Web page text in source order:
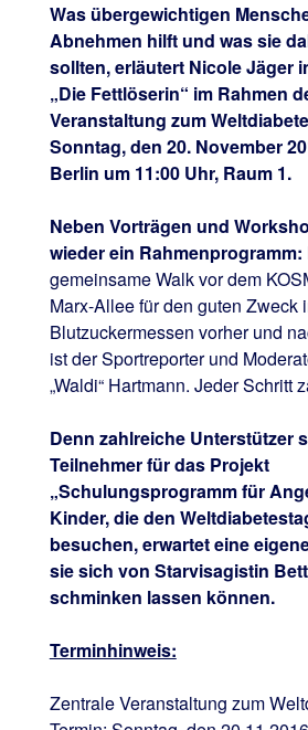
Was übergewichtigen
Abnehmen hilft und was sie
sollten, erläutert Nicole Jäger
„Die Fettlöserin“ im Rahmen
Veranstaltung zum
Sonntag, den 20. November
Berlin um 11:00 Uhr, Raum 1.
Neben Vorträgen und
wieder ein Rahmenprogramm:
gemeinsame Walk vor dem
Marx-Allee für den guten Zweck
Blutzuckermessen vorher und
ist der Sportreporter und
„Waldi“ Hartmann. Jeder Schritt
Denn zahlreiche Unterstützer
Teilnehmer für das Projekt
„Schulungsprogramm für
Kinder, die den
besuchen, erwartet eine
sie sich von Starvisagistin
schminken lassen können.
Terminhinweis:
Zentrale Veranstaltung zum